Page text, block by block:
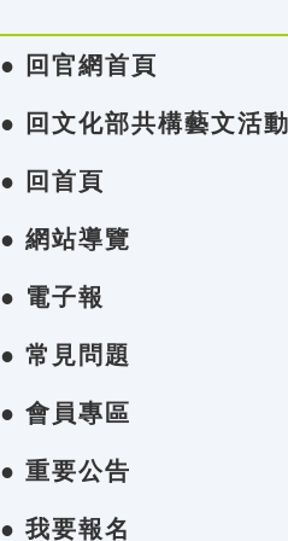
● 回官網首頁
● 回文化部共構藝文活
● 回首頁
● 網站導覽
● 電子報
● 常見問題
● 會員專區
● 重要公告
● 我要報名